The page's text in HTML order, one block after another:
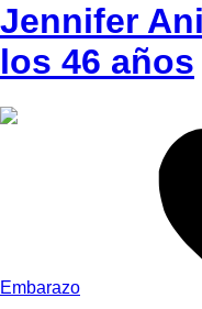
Jennifer
los 46 años
Embarazo